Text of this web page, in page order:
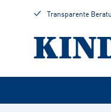
Transparente